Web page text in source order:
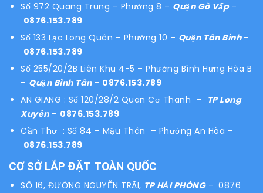
Số 972 Quang Trung – Phường 8 – Quận Gò Vấp –
0876.153.789
Số 133 Lạc Long Quân – Phường 10 – Quận Tân Bình –
0876.153.789
Số 255/20/2B Liên Khu 4-5 – Phường Bình Hưng Hòa B
– Quận Bình Tân – 0876.153.789
AN GIANG : Số 120/28/2 Quan Cơ Thanh –
TP Long
Xuyên– 0876.153.789
Cần Thơ : Số 84 – Mậu Thân – Phường An Hòa –
0876.153.789
CƠ SỞ LẮP ĐẶT TOÀN QUỐC
SỐ 16, ĐƯỜNG NGUYỄN TRÃI, TP HẢI PHÒNG- 0876